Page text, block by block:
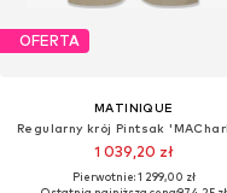
OFERTA
MATINIQUE
Regularny krój Pintsak
1 039,20 zł
Pierwotnie: 1 299,00 zł